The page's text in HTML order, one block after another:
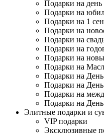
Подарки на
Подарки на
Подарки на 1
Подарки на
Подарки на
Подарки на
Подарки на
Подарки на
Подарки на День
Подарки на
Подарки на
Подарки на
Элитные подарки и
VIP подарки
Эксклюзивные